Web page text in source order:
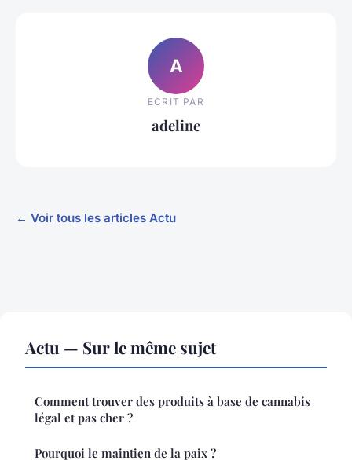
A
ECRIT PAR
adeline
← Voir tous les articles Actu
Actu — Sur le même sujet
Comment trouver des produits à base de cannabis
légal et pas cher ?
Pourquoi le maintien de la paix ?